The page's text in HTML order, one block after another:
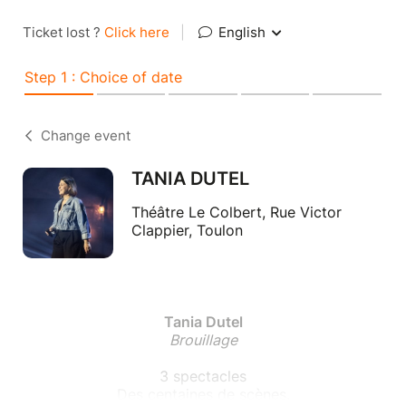
Ticket lost ? Click here English
Step 1 : Choice of date
Change event
TANIA DUTEL
Théâtre Le Colbert, Rue Victor
Clappier, Toulon
Tania Dutel
Brouillage
3 spectacles